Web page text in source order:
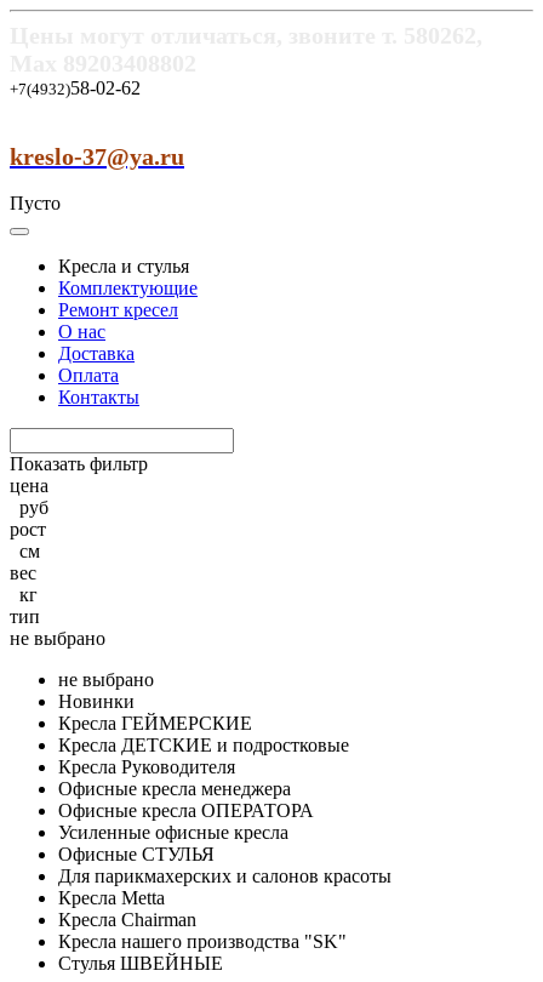
+7(4932)58-02-62
kreslo-37@ya.ru
Пусто
Кресла и стулья
Комплектующие
Ремонт кресел
О нас
Доставка
Оплата
Контакты
Показать фильтр
цена
руб
рост
см
вес
кг
тип
не выбрано
не выбрано
Новинки
Кресла ГЕЙМЕРСКИЕ
Кресла ДЕТСКИЕ и подростковые
Кресла Руководителя
Офисные кресла менеджера
Офисные кресла ОПЕРАТОРА
Усиленные офисные кресла
Офисные СТУЛЬЯ
Для парикмахерских и салонов красоты
Кресла Metta
Кресла Chairman
Кресла нашего производства "SK"
Стулья ШВЕЙНЫЕ